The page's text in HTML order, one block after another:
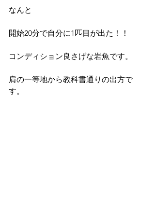
なんと
開始20分で自分に1匹目が出た！！
コンディション良さげな岩魚です。
肩の一等地から教科書通りの出方で
す。